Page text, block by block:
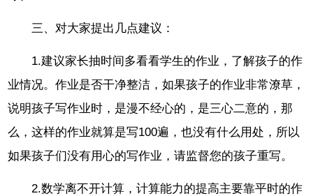
三、对大家提出几点建议：
1.建议家长抽时间多看看学生的作业，了解孩子的作
业情况。作业是否干净整洁，如果孩子的作业非常潦草，
说明孩子写作业时，是漫不经心的，是三心二意的，那
么，这样的作业就算是写100遍，也没有什么用处，所以
如果孩子们没有用心的写作业，请监督您的孩子重写。
2.数学离不开计算，计算能力的提高主要靠平时的作